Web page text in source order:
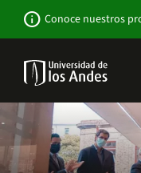
contenido
info Conoce nuestros
Sitio